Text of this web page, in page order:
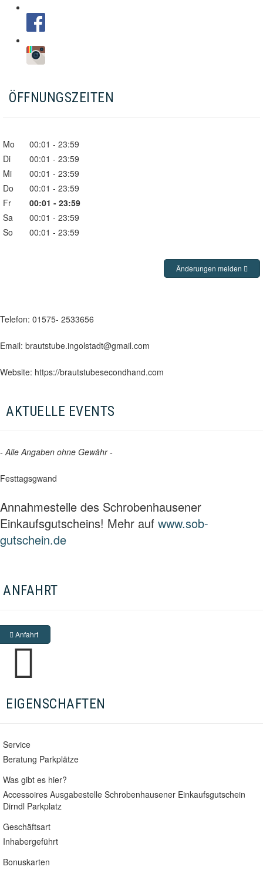
ÖFFNUNGSZEITEN
Mo 00:01 - 23:59
Di
00:01 - 23:59
Mi
00:01 - 23:59
Do
00:01 - 23:59
Fr
00:01 - 23:59
Sa
00:01 - 23:59
So
00:01 - 23:59
Änderungen melden
Telefon: 01575- 2533656
Email: brautstube.ingolstadt@gmail.com
Website: https://brautstubesecondhand.com
AKTUELLE EVENTS
- Alle Angaben ohne Gewähr -
Festtagsgwand
Annahmestelle des Schrobenhausener
Einkaufsgutscheins! Mehr auf www.sob-
gutschein.de
ANFAHRT
Anfahrt
EIGENSCHAFTEN
Service
Beratung Parkplätze
Was gibt es hier?
Accessoires Ausgabestelle Schrobenhausener Einkaufsgutschein
Dirndl Parkplatz
Geschäftsart
Inhabergeführt
Bonuskarten